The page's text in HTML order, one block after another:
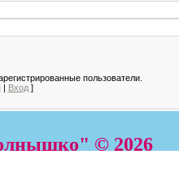
пользователи.
| Вход]
© 2026